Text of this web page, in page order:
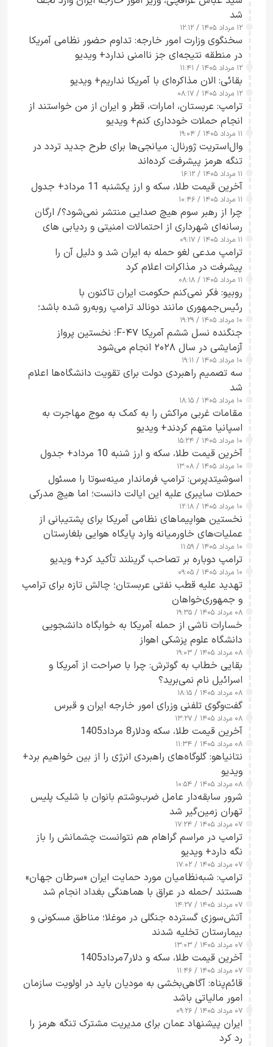
شد
۱۲ مرداد ۱۴۰۵ / ۱۲:۱۲
سخنگوی وزارت امور خارجه: تداوم حضور نظامی آمریکا
در منطقه نتیجه‌ای جز ناامنی ندارد+ ویدیو
۱۲ مرداد ۱۴۰۵ / ۱۱:۴۱
بقائی: الان مذاکره‌ای با آمریکا نداریم+ ویدیو
۱۲ مرداد ۱۴۰۵ / ۰۸:۱۷
ترامپ: عربستان، امارات، قطر و ایران از من خواستند از
انجام حملات خودداری کنم+ ویدیو
۱۱ مرداد ۱۴۰۵ / ۱۹:۰۴
وال‌استریت ژورنال: میانجی‌ها برای طرح جدید تردد در
تنگه هرمز پیشرفت کرده‌اند
۱۱ مرداد ۱۴۰۵ / ۱۶:۱۲
آخرین قیمت طلا، سکه و ارز یکشنبه 11 مرداد+ جدول
۱۱ مرداد ۱۴۰۵ / ۱۰:۴۶
چرا از رهبر سوم هیچ صدایی منتشر نمی‌شود؟/ ارگان
رسانه‌ای شهرداری از احتمالات امنیتی و ردیابی های
جاسوسی گفت
۱۱ مرداد ۱۴۰۵ / ۰۹:۱۷
ترامپ مدعی لغو حمله به ایران شد و دلیل آن را
پیشرفت در مذاکرات اعلام کرد
۱۱ مرداد ۱۴۰۵ / ۰۸:۱۸
روبیو: فکر نمی‌کنم حکومت ایران تاکنون با
رئیس‌جمهوری مانند دونالد ترامپ روبه‌رو شده باشد؛
کسی که واقعاً دست به اقدام می‌زند
۱۰ مرداد ۱۴۰۵ / ۱۹:۲۹
جنگنده نسل ششم آمریکا F-۴۷؛ نخستین پرواز
آزمایشی در سال ۲۰۲۸ انجام می‌شود
۱۰ مرداد ۱۴۰۵ / ۱۹:۱۱
سه تصمیم راهبردی دولت برای تقویت دانشگاه‌ها اعلام
شد
۱۰ مرداد ۱۴۰۵ / ۱۸:۱۵
مقامات غربی مراکش را به کمک به موج مهاجرت به
اسپانیا متهم کردند+ ویدیو
۱۰ مرداد ۱۴۰۵ / ۱۵:۲۴
آخرین قیمت طلا، سکه و ارز شنبه 10 مرداد+ جدول
۱۰ مرداد ۱۴۰۵ / ۱۳:۰۸
اسوشیتدپرس: ترامپ فرماندار مینه‌سوتا را مسئول
حملات سایبری علیه این ایالت دانست؛ اما هیچ مدرکی
ارائه نکرد
۱۰ مرداد ۱۴۰۵ / ۱۲:۱۸
نخستین هواپیماهای نظامی آمریکا برای پشتیبانی از
عملیات‌های خاورمیانه وارد پایگاه هوایی بلغارستان
شدند
۱۰ مرداد ۱۴۰۵ / ۱۱:۵۹
ترامپ دوباره بر تصاحب گرینلند تأکید کرد+ ویدیو
۱۰ مرداد ۱۴۰۵ / ۰۹:۰۵
تهدید علیه قطب نفتی عربستان؛ چالش تازه برای ترامپ
و جمهوری‌خواهان
۰۸ مرداد ۱۴۰۵ / ۱۹:۳۵
خسارات ناشی از حمله آمریکا به خوابگاه دانشجویی
دانشگاه علوم پزشکی اهواز
۰۸ مرداد ۱۴۰۵ / ۱۹:۰۳
بقایی خطاب به گوترش: چرا با صراحت از آمریکا و
اسرائیل نام نمی‌برید؟
۰۸ مرداد ۱۴۰۵ / ۱۸:۱۵
گفت‌وگوی تلفنی وزرای امور خارجه ایران و قبرس
۰۸ مرداد ۱۴۰۵ / ۱۳:۲۷
آخرین قیمت طلا، سکه ودلار8 مرداد1405
۰۸ مرداد ۱۴۰۵ / ۱۱:۳۴
نتانیاهو: گلوگاه‌های راهبردی انرژی را از بین خواهیم برد+
ویدیو
۰۸ مرداد ۱۴۰۵ / ۱۰:۵۴
شرور سابقه‌دار عامل ضرب‌وشتم بانوان با شلیک پلیس
تهران زمین‌گیر شد
۰۷ مرداد ۱۴۰۵ / ۱۷:۲۴
ترامپ در مراسم گراهام هم نتوانست چشمانش را باز
نگه دارد+ ویدیو
۰۷ مرداد ۱۴۰۵ / ۱۷:۰۲
ترامپ: شبه‌نظامیان مورد حمایت ایران «سرطان جهان»
هستند /حمله در عراق با هماهنگی بغداد انجام شد
۰۷ مرداد ۱۴۰۵ / ۱۴:۲۷
آتش‌سوزی گسترده جنگلی در موغلا؛ مناطق مسکونی و
بیمارستان تخلیه شدند
۰۷ مرداد ۱۴۰۵ / ۱۳:۰۳
آخرین قیمت طلا، سکه و دلار7مرداد1405
۰۷ مرداد ۱۴۰۵ / ۱۱:۴۶
قائم‌پناه: آگاهی‌بخشی به مودیان باید در اولویت سازمان
امور مالیاتی باشد
۰۷ مرداد ۱۴۰۵ / ۰۹:۲۶
ایران پیشنهاد عمان برای مدیریت مشترک تنگه هرمز را
رد کرد